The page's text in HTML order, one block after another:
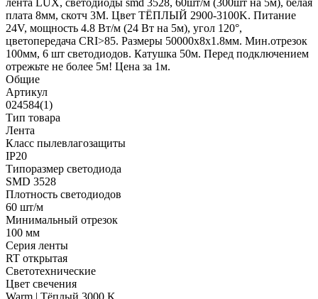
лента LUX, светодиоды smd 3528, 60шт/м (300шт на 5м), белая
плата 8мм, скотч 3М. Цвет ТЁПЛЫЙ 2900-3100K. Питание
24V, мощность 4.8 Вт/м (24 Вт на 5м), угол 120°,
цветопередача CRI>85. Размеры 50000х8x1.8мм. Мин.отрезок
100мм, 6 шт светодиодов. Катушка 50м. Перед подключением
отрежьте не более 5м! Цена за 1м.
Общие
Артикул
024584(1)
Тип товара
Лента
Класс пылевлагозащиты
IP20
Типоразмер светодиода
SMD 3528
Плотность светодиодов
60 шт/м
Минимальный отрезок
100 мм
Серия ленты
RT открытая
Светотехнические
Цвет свечения